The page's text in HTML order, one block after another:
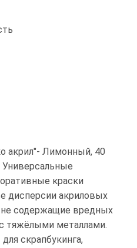
акрил"- Лимонный, 40
краски
дисперсии акриловых
не содержащие вредных
тяжёлыми металлами.
скрапбукинга,